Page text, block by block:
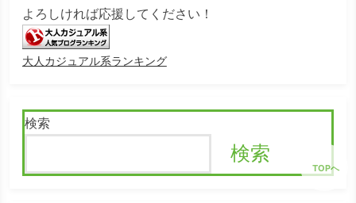
よろしければ応援してください！
大人カジュアル系ランキング
検索
検索
TOPへ